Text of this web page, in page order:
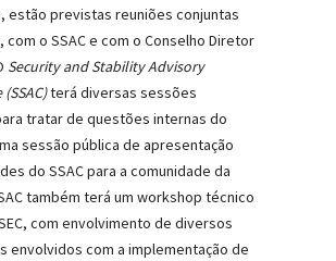
estão previstas reuniões conjuntas
com o SSAC e com o Conselho Diretor
Security and Stability Advisory
terá diversas sessões
tratar de questões internas do
sessão pública de apresentação
do SSAC para a comunidade da
também terá um workshop técnico
com envolvimento de diversos
envolvidos com a implementação de